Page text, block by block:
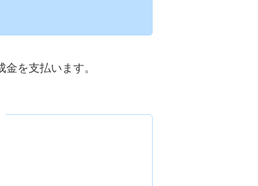
を支払います。